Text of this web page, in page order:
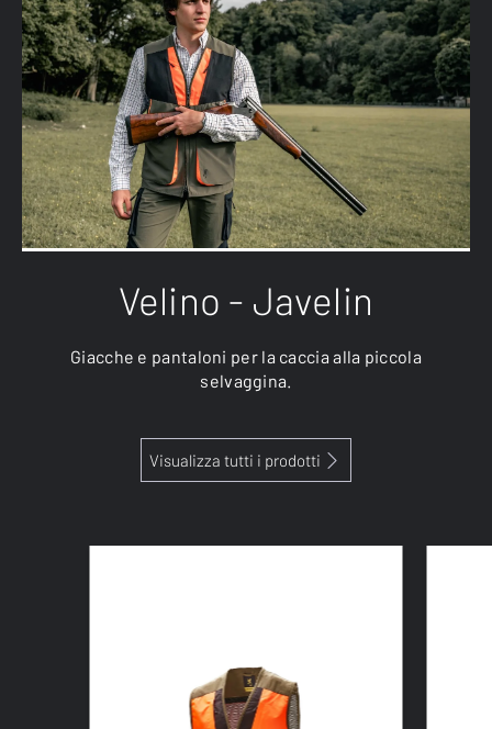
Velino - Javelin
Giacche e pantaloni per la caccia alla piccola
selvaggina.
Visualizza tutti i prodotti